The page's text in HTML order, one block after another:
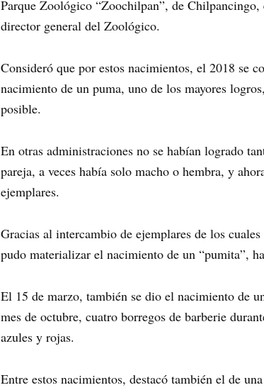
Parque Zoológico “Zoochilpan”, de
director general del Zoológico.
Consideró que por estos nacimientos, el 2018 se
nacimiento de un puma, uno de los mayores
posible.
En otras administraciones no se habían logrado
pareja, a veces había solo macho o hembra, y
ejemplares.
Gracias al intercambio de ejemplares de los
pudo materializar el nacimiento de un “pumita”,
El 15 de marzo, también se dio el nacimiento de
mes de octubre, cuatro borregos de barberie
azules y rojas.
Entre estos nacimientos, destacó también el de